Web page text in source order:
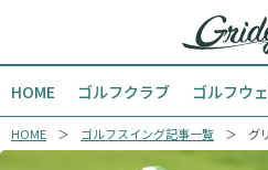
HOME ゴルフクラブ ゴルフウ
HOME ゴルフスイング記事一覧 グ